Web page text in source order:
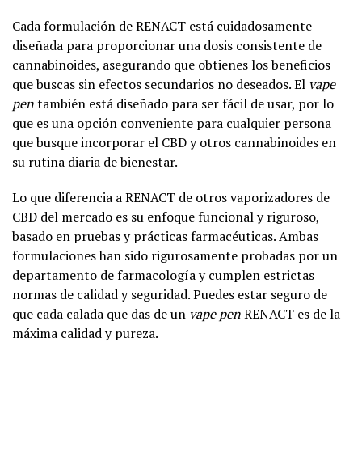
Cada formulación de RENACT está cuidadosamente
diseñada para proporcionar una dosis consistente de
cannabinoides, asegurando que obtienes los beneficios
que buscas sin efectos secundarios no deseados. El vape
pentambién está diseñado para ser fácil de usar, por lo
que es una opción conveniente para cualquier persona
que busque incorporar el CBD y otros cannabinoides en
su rutina diaria de bienestar.
Lo que diferencia a RENACT de otros vaporizadores de
CBD del mercado es su enfoque funcional y riguroso,
basado en pruebas y prácticas farmacéuticas. Ambas
formulaciones han sido rigurosamente probadas por un
departamento de farmacología y cumplen estrictas
normas de calidad y seguridad. Puedes estar seguro de
que cada calada que das de un vape penRENACT es de la
máxima calidad y pureza.